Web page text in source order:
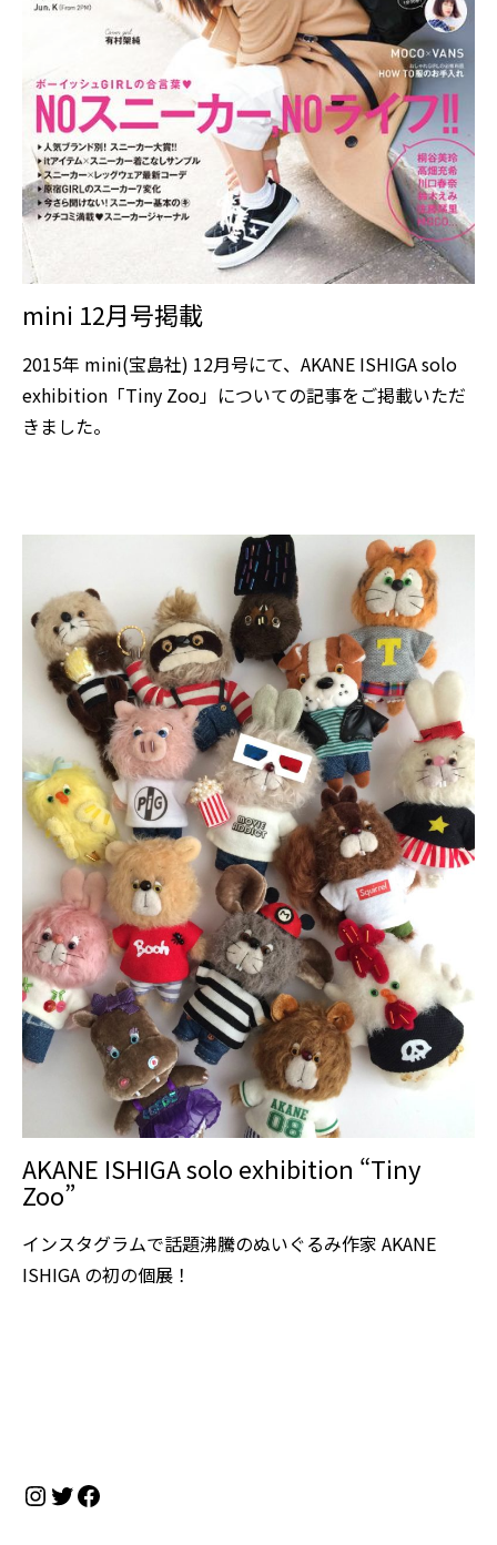
mini 12月号掲載
2015年 mini(宝島社) 12月号にて、AKANE ISHIGA solo
exhibition「Tiny Zoo」についての記事をご掲載いただ
きました。
AKANE ISHIGA solo exhibition “Tiny
Zoo”
インスタグラムで話題沸騰のぬいぐるみ作家 AKANE
ISHIGA の初の個展！
Instagram
Twitter
Facebook